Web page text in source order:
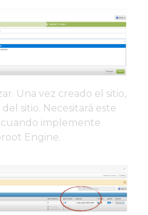
Una vez creado el sitio,
sitio. Necesitará este
implemente
Engine.